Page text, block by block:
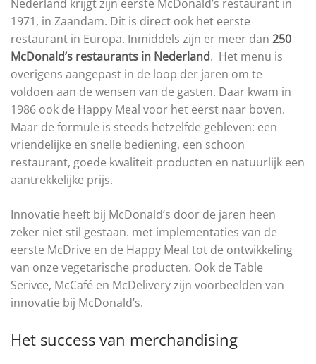
Nederland krijgt zijn eerste McDonald’s restaurant in
1971, in Zaandam. Dit is direct ook het eerste
restaurant in Europa. Inmiddels zijn er meer dan 250
McDonald’s restaurants in Nederland. Het menu is
overigens aangepast in de loop der jaren om te
voldoen aan de wensen van de gasten. Daar kwam in
1986 ook de Happy Meal voor het eerst naar boven.
Maar de formule is steeds hetzelfde gebleven: een
vriendelijke en snelle bediening, een schoon
restaurant, goede kwaliteit producten en natuurlijk een
aantrekkelijke prijs.
Innovatie heeft bij McDonald’s door de jaren heen
zeker niet stil gestaan. met implementaties van de
eerste McDrive en de Happy Meal tot de ontwikkeling
van onze vegetarische producten. Ook de Table
Serivce, McCafé en McDelivery zijn voorbeelden van
innovatie bij McDonald’s.
Het success van merchandising